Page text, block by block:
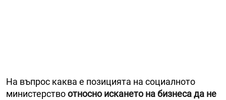
На въпрос каква е позицията на социалното
министерствоотносно искането на бизнеса да не